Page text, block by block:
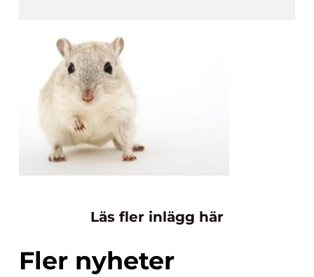
Läs fler inlägg här
Fler nyheter